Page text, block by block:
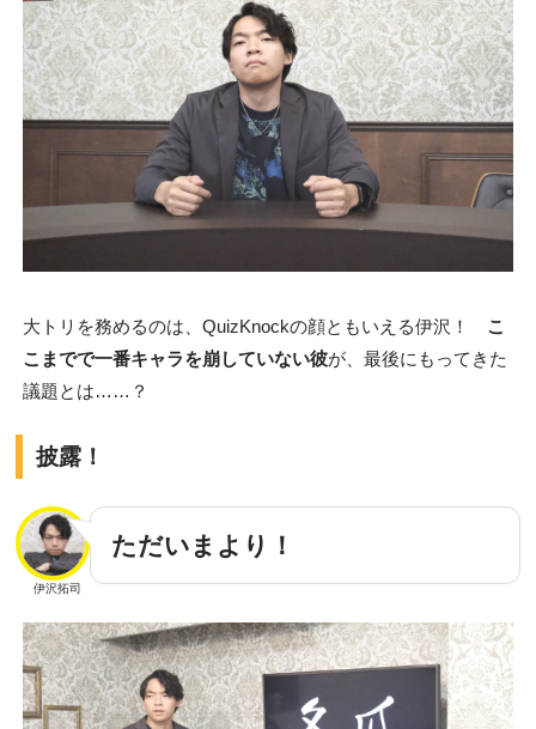
大トリを務めるのは、QuizKnockの顔ともいえる伊沢！ こ
こまでで一番キャラを崩していない彼が、最後にもってきた
議題とは……？
披露！
伊沢拓司
ただいまより！